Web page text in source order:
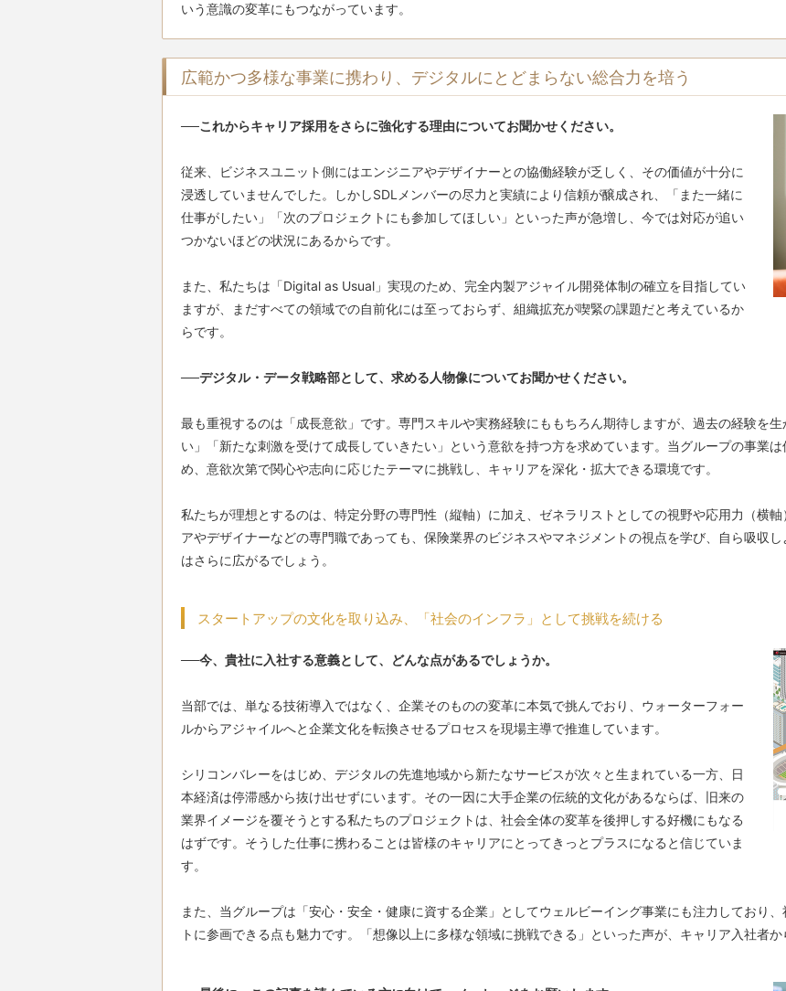
いう意識の変革にもつながっています。
広範かつ多様な事業に携わり、デジタルにとどまらない総合力を培う
──これからキャリア採用をさらに強化する理由についてお聞かせください。
従来、ビジネスユニット側にはエンジニアやデザイナーとの協働経験が乏しく、その価値が十分に
浸透していませんでした。しかしSDLメンバーの尽力と実績により信頼が醸成され、「また一緒に
仕事がしたい」「次のプロジェクトにも参加してほしい」といった声が急増し、今では対応が追い
つかないほどの状況にあるからです。
また、私たちは「Digital as Usual」実現のため、完全内製アジャイル開発体制の確立を目指してい
ますが、まだすべての領域での自前化には至っておらず、組織拡充が喫緊の課題だと考えているか
らです。
──デジタル・データ戦略部として、求める人物像についてお聞かせください。
最も重視するのは「成長意欲」です。専門スキルや実務経験にももちろん期待しますが、過去の経験を
い」「新たな刺激を受けて成長していきたい」という意欲を持つ方を求めています。当グループの事業
め、意欲次第で関心や志向に応じたテーマに挑戦し、キャリアを深化・拡大できる環境です。
私たちが理想とするのは、特定分野の専門性（縦軸）に加え、ゼネラリストとしての視野や応用力（横
アやデザイナーなどの専門職であっても、保険業界のビジネスやマネジメントの視点を学び、自ら吸収
はさらに広がるでしょう。
スタートアップの文化を取り込み、「社会のインフラ」として挑戦を続ける
──今、貴社に入社する意義として、どんな点があるでしょうか。
当部では、単なる技術導入ではなく、企業そのものの変革に本気で挑んでおり、ウォーターフォー
ルからアジャイルへと企業文化を転換させるプロセスを現場主導で推進しています。
シリコンバレーをはじめ、デジタルの先進地域から新たなサービスが次々と生まれている一方、日
本経済は停滞感から抜け出せずにいます。その一因に大手企業の伝統的文化があるならば、旧来の
業界イメージを覆そうとする私たちのプロジェクトは、社会全体の変革を後押しする好機にもなる
はずです。そうした仕事に携わることは皆様のキャリアにとってきっとプラスになると信じていま
す。
また、当グループは「安心・安全・健康に資する企業」としてウェルビーイング事業にも注力しており
トに参画できる点も魅力です。「想像以上に多様な領域に挑戦できる」といった声が、キャリア入社者か